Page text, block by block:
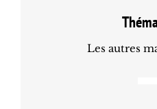
Les autres